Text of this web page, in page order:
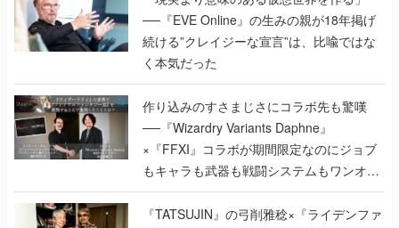
──『EVE Online』の生みの親が18年掲げ
続ける”クレイジーな宣言”は、比喩ではな
く本気だった
作り込みのすさまじさにコラボ先も驚嘆
──『Wizardry Variants Daphne』
×『FFXI』コラボが期間限定なのにジョブ
もキャラも武器も戦闘システムもワンオフ
で作り込まれた理由を両ディレクターに聞
く
『TATSUJIN』の弓削雅稔×『ライデンファ